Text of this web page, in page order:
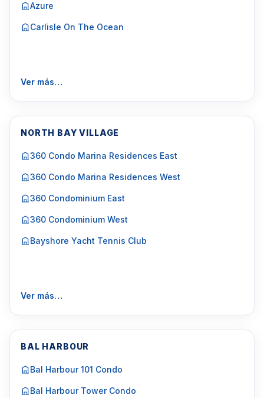
Azure
Carlisle On The Ocean
Ver más…
NORTH BAY VILLAGE
360 Condo Marina Residences East
360 Condo Marina Residences West
360 Condominium East
360 Condominium West
Bayshore Yacht Tennis Club
Ver más…
BAL HARBOUR
Bal Harbour 101 Condo
Bal Harbour Tower Condo